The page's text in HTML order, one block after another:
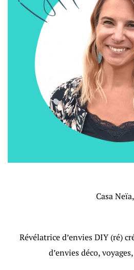
Casa Neïa,
Révélatrice d’envies DIY (ré)
d’envies déco,